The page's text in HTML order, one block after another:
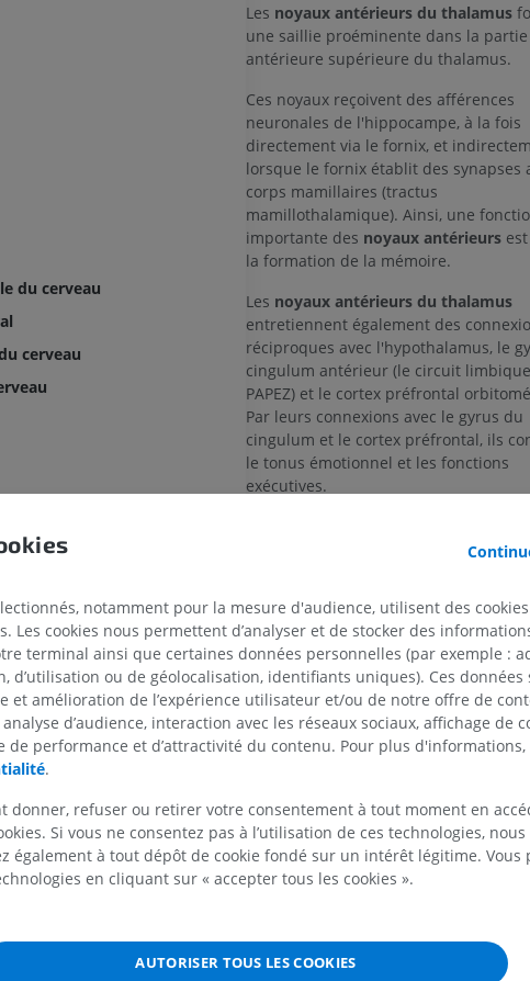
du cerveau
cerveau
médial
l'hypothalamus
du thalamus
du thalamus
du thalamus
Les noyaux antérieurs du thalamus
une saillie proéminente dans la partie
antérieure supérieure du thalamus.
Ces noyaux reçoivent des afférences
neuronales de l'hippocampe, à la fois
directement via le fornix, et
lorsque le fornix établit des synapses
corps mamillaires (tractus
mamillothalamique). Ainsi, une
importante des noyaux antérieurs
la formation de la mémoire.
Les noyaux antérieurs du thalamus
entretiennent également des
réciproques avec l'hypothalamus, le
cingulum antérieur (le circuit
PAPEZ) et le cortex préfrontal
Par leurs connexions avec le gyrus du
cingulum et le cortex préfrontal, ils
le tonus émotionnel et les fonctions
exécutives.
La traduction est incorrecte ?
Références
Snell, R.S. (2010). ‘Chapter 12: The
Connections’, inClinical Neuroanatomy.
Philadelphia: Wolters Kluwer Health/
Williams & Wilkins, pp. 372.
nucleus of the thalamus: functional
clinical implications. Neurology, 81(21):
1876. DOI:
https://doi.org/10.1212/
SUPÉRIEUR
IRM du membre supérieur
IRM
PREMIUM
Membre inférieur
Illustrations
PREMIUM
notamment pour la mesure d'audience, utilisent des
Les cookies nous permettent d’analyser et de stocker des
terminal ainsi que certaines données personnelles (par exemple :
d’utilisation ou de géolocalisation, identifiants uniques). Ces
et amélioration de l’expérience utilisateur et/ou de notre offre de
d’audience, interaction avec les réseaux sociaux, affichage de
de performance et d’attractivité du contenu. Pour plus
.
donner, refuser ou retirer votre consentement à tout moment en
Si vous ne consentez pas à l’utilisation de ces technologies,
également à tout dépôt de cookie fondé sur un intérêt légitime. Vous
en cliquant sur « accepter tous les cookies ».
AUTORISER TOUS LES COOKIES